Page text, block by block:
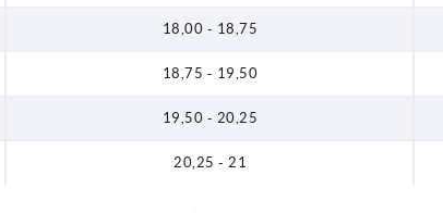
18,00 - 18,75
18,75 - 19,50
19,50 - 20,25
20,25 - 21